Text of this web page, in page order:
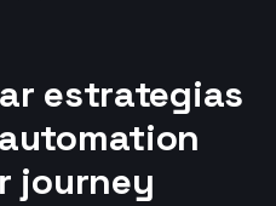
estrategias
journey